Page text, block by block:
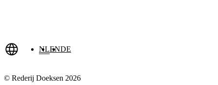
NLENDE
© Rederij Doeksen 2026